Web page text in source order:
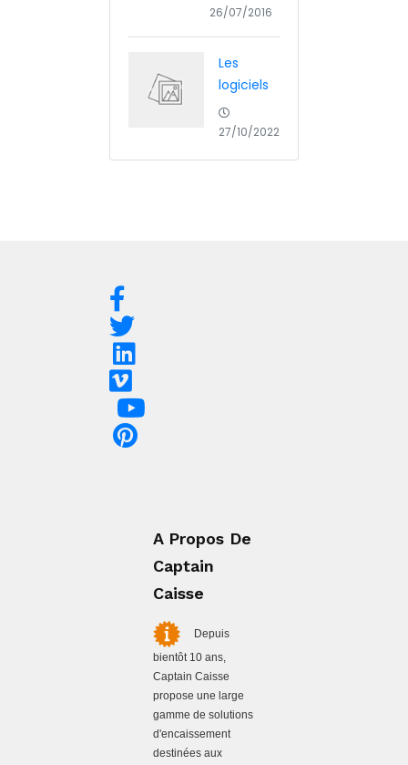
26/07/2016
Les
logiciels
27/10/2022
A Propos De
Captain
Caisse
Depuis
bientôt 10 ans,
Captain Caisse
propose une large
gamme de solutions
d'encaissement
destinées aux